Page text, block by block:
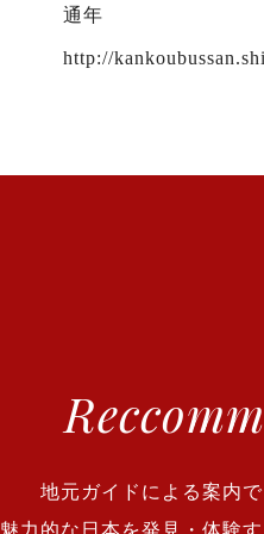
通年
http://
地元ガイドによる案内
魅力的な日本を発見・体験